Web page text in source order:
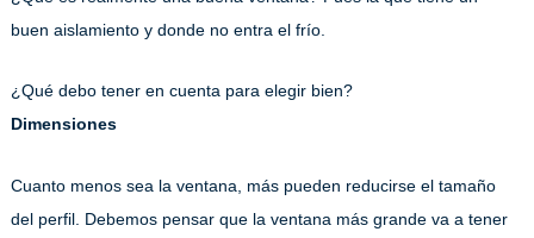
buen aislamiento y donde no entra el frío.
¿Qué debo tener en cuenta para elegir bien?
Dimensiones
Cuanto menos sea la ventana, más pueden reducirse el tamaño
del perfil. Debemos pensar que la ventana más grande va a tener